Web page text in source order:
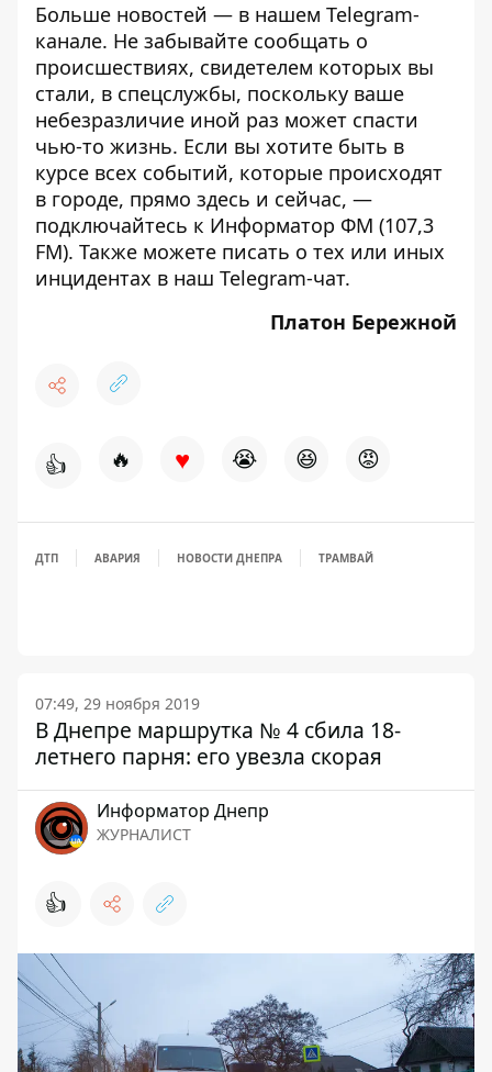
Больше новостей — в нашем Telegram-
канале. Не забывайте сообщать о
происшествиях, свидетелем которых вы
стали, в спецслужбы, поскольку ваше
небезразличие иной раз может спасти
чью-то жизнь. Если вы хотите быть в
курсе всех событий, которые происходят
в городе, прямо здесь и сейчас, —
подключайтесь к Информатор ФМ (107,3
FM). Также можете писать о тех или иных
инцидентах в наш Telegram-чат.
Платон Бережной
👍 🔥 ♥ 😭 😆 😡
ДТП АВАРИЯ НОВОСТИ ДНЕПРА ТРАМВАЙ
07:49, 29 ноября 2019
В Днепре маршрутка № 4 сбила 18-
летнего парня: его увезла скорая
Информатор Днепр
ЖУРНАЛИСТ
👍